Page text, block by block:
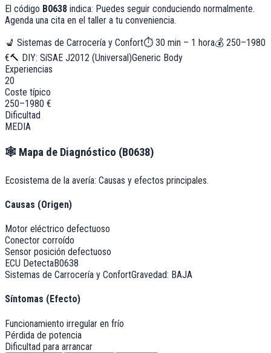
El código B0638 indica: Puedes seguir conduciendo normalmente.
Agenda una cita en el taller a tu conveniencia.
💺 Sistemas de Carrocería y Confort⏱ 30 min – 1 hora💰 250–1980
€🔨 DIY: SíSAE J2012 (Universal)Generic Body
Experiencias
20
Coste típico
250–1980 €
Dificultad
MEDIA
🕸️ Mapa de Diagnóstico (B0638)
Ecosistema de la avería: Causas y efectos principales.
Causas (Origen)
Motor eléctrico defectuoso
Conector corroído
Sensor posición defectuoso
ECU DetectaB0638
Sistemas de Carrocería y ConfortGravedad: BAJA
Síntomas (Efecto)
Funcionamiento irregular en frío
Pérdida de potencia
Dificultad para arrancar